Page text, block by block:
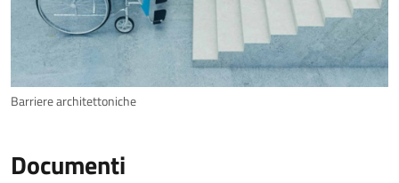
Barriere architettoniche
Documenti